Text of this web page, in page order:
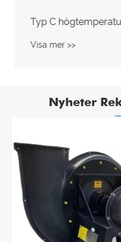
Visa mer >>
Nyheter